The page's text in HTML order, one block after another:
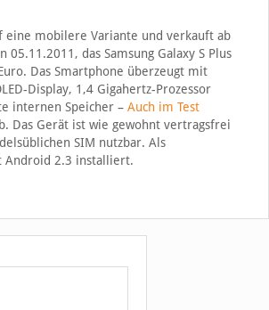
eine mobilere Variante und verkauft ab
05.11.2011, das Samsung Galaxy S Plus
Das Smartphone überzeugt mit
Display, 1,4 Gigahertz-Prozessor
internen Speicher – Auch im Test
Das Gerät ist wie gewohnt vertragsfrei
SIM nutzbar. Als
Android 2.3 installiert.